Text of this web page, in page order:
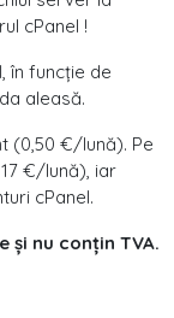
cPanel !
în funcție de
aleasă.
(0,50 €/lună). Pe
€/lună), iar
cPanel.
și nu conțin TVA.